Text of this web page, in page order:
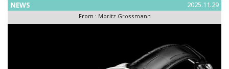
計職人モリッツ・グロスマンの生誕200周年を迎える2026年
は
NEWS 2025.11.29
From : Moritz Grossmann